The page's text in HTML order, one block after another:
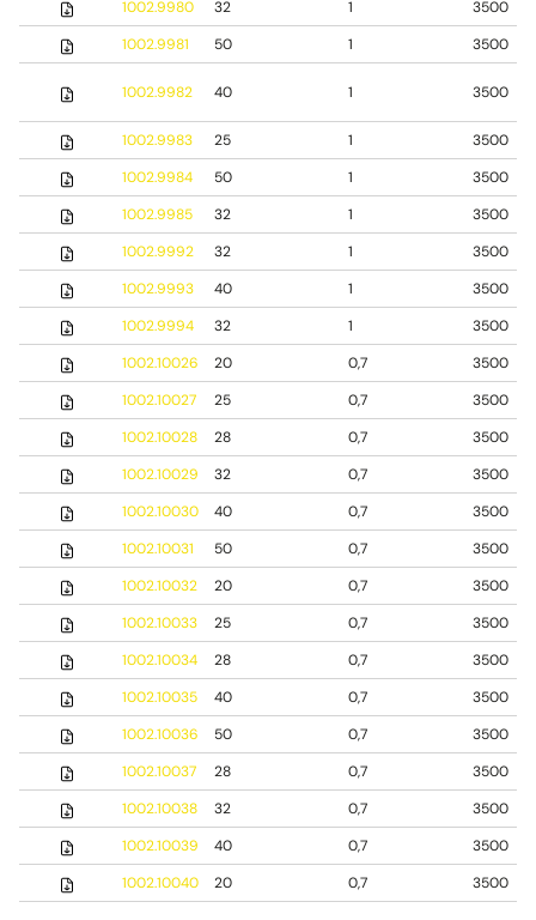
1002.9980 32 1
3500
1002.9981
50 1 3500
1002.9982 40 1 3500
1002.9983 25 1
3500
1002.9984
50 1
3500
1002.9985
32 1
3500
1002.9992
32 1
3500
1002.9993
40 1
3500
1002.9994
32 1
3500
1002.10026
20 0,7
3500
1002.10027
25 0,7
3500
1002.10028
28 0,7
3500
1002.10029
32 0,7
3500
1002.10030
40 0,7
3500
1002.10031
50 0,7
3500
1002.10032
20 0,7
3500
1002.10033
25 0,7
3500
1002.10034
28 0,7
3500
1002.10035
40 0,7
3500
1002.10036
50 0,7
3500
1002.10037
28 0,7
3500
1002.10038
32 0,7
3500
1002.10039
40 0,7
3500
1002.10040
20 0,7 3500